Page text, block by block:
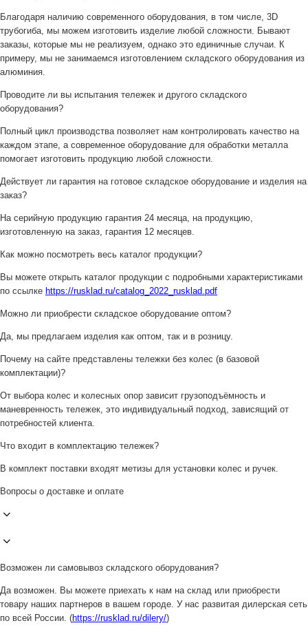
Благодаря наличию современного оборудования, в том числе, 3D
трубогиба, мы можем изготовить изделие любой сложности. Бывают
заказы, которые мы не реализуем, однако это единичные случаи. К
примеру, мы не занимаемся изготовлением складского оборудования из
алюминия.
Проводите ли вы испытания тележек и другого складского
оборудования?
Полный цикл производства позволяет нам контролировать качество на
каждом этапе, а современное оборудование для обработки металла
помогает изготовить продукцию любой сложности.
Действует ли гарантия на готовое складское оборудование и изделия на
заказ?
На серийную продукцию гарантия 24 месяца, на продукцию,
изготовленную на заказ, гарантия 12 месяцев.
Как можно посмотреть весь каталог продукции?
Вы можете открыть каталог продукции с подробными характеристиками
по ссылке https://rusklad.ru/catalog_2022_rusklad.pdf
Можно ли приобрести складское оборудование оптом?
Да, мы предлагаем изделия как оптом, так и в розницу.
Почему на сайте представлены тележки без колес (в базовой
комплектации)?
От выбора колес и колесных опор зависит грузоподъёмность и
маневренность тележек, это индивидуальный подход, зависящий от
потребностей клиента.
Что входит в комплектацию тележек?
В комплект поставки входят метизы для установки колес и ручек.
Вопросы о доставке и оплате
Возможен ли самовывоз складского оборудования?
Да возможен. Вы можете приехать к нам на склад или приобрести
товару наших партнеров в вашем городе. У нас развитая дилерская сеть
по всей России. (https://rusklad.ru/dilery/)